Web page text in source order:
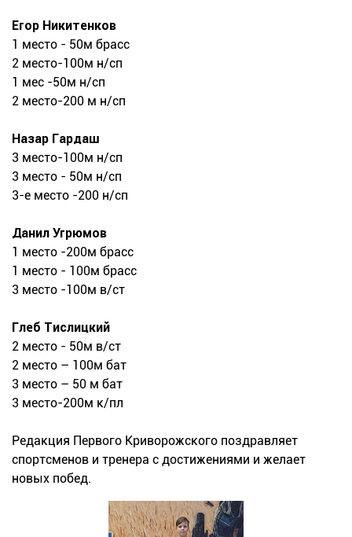
Егор Никитенков
1 место - 50м брасс
2 место-100м н/сп
1 мес -50м н/сп
2 место-200 м н/сп
Назар Гардаш
3 место-100м н/сп
3 место - 50м н/сп
3-е место -200 н/сп
Данил Угрюмов
1 место -200м брасс
1 место - 100м брасс
3 место -100м в/ст
Глеб Тислицкий
2 место - 50м в/ст
2 место – 100м бат
3 место – 50 м бат
3 место-200м к/пл
Редакция Первого Криворожского поздравляет
спортсменов и тренера с достижениями и желает
новых побед.